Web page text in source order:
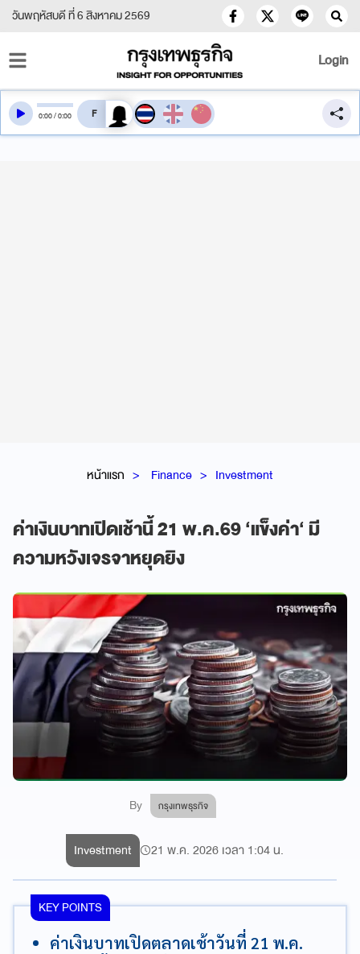
วันพฤหัสบดี ที่ 6 สิงหาคม 2569
Login
หน้าแรก Finance Investment
ค่าเงินบาทเปิดเช้านี้ 21 พ.ค.69 ‘แข็งค่า‘ มี
ความหวังเจรจาหยุดยิง
By กรุงเทพธุรกิจ
0:00/0:00 สลับเสียงอ่าน
Investment 21 พ.ค. 2026 เวลา 1:04 น.
KEY POINTS
ค่าเงินบาทเปิดตลาดเช้าวันที่ 21 พ.ค.